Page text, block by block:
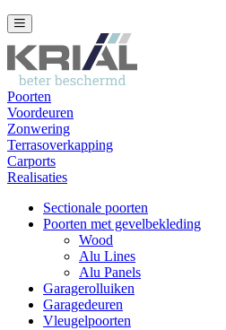
Poorten
Voordeuren
Zonwering
Terrasoverkapping
Carports
Realisaties
Sectionale poorten
Poorten met gevelbekleding
Wood
Alu Lines
Alu Panels
Garagerolluiken
Garagedeuren
Vleugelpoorten